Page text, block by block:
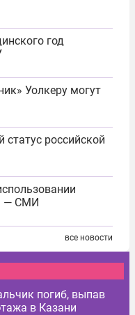
год
Уолкеру могут
статус российской
— СМИ
все новости
погиб, выпав
в Казани